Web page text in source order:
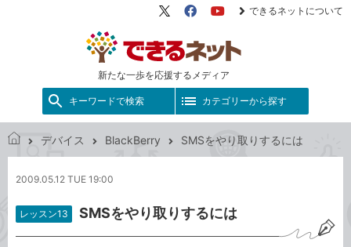
新たな一歩を応援するメディア
X（旧
FacebookYouTube
できるネットについて
キーワードで検索 カテゴリーから探す
る
ッ
ト
デバイス BlackBerry SMSをやり取りするには
2009.05.12 TUE 19:00
レッスン13 SMSをやり取りするには